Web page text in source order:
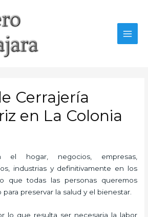
Cerrajería
en La Colonia
el hogar, negocios, empresas,
industrias y definitivamente en los
que todas las personas queremos
preservar la salud y el bienestar.
lo que resulta ser necesaria la labor